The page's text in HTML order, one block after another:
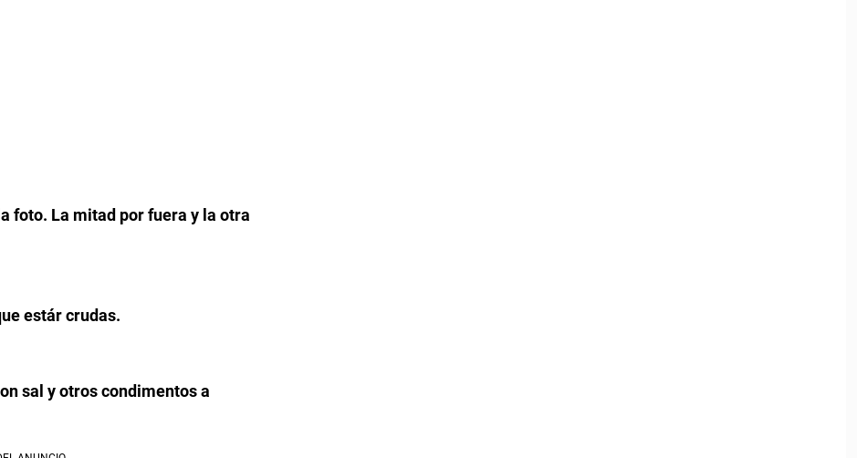
foto. La mitad por fuera y la otra
estár crudas.
sal y otros condimentos a